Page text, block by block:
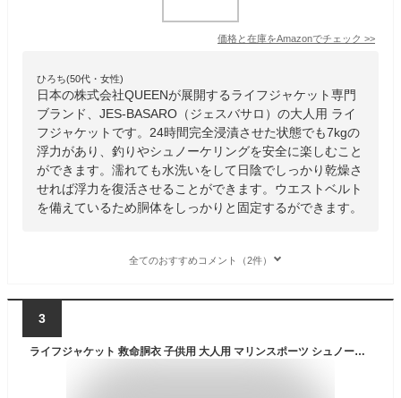
価格と在庫をAmazonでチェック >>
ひろち(50代・女性)
日本の株式会社QUEENが展開するライフジャケット専門
ブランド、JES-BASARO（ジェスバサロ）の大人用 ライ
フジャケットです。24時間完全浸漬させた状態でも7kgの
浮力があり、釣りやシュノーケリングを安全に楽しむこと
ができます。濡れても水洗いをして日陰でしっかり乾燥さ
せれば浮力を復活させることができます。ウエストベルト
を備えているため胴体をしっかりと固定するができます。
全てのおすすめコメント（2件）
3
ライフジャケット 救命胴衣 子供用 大人用 マリンスポーツ シュノーケル 反射材【スポーツ】【夏用品】◇ALW-RJ-J04 | 大きいサイズ キッズ サーフィン ウェイクボード ジェットスキー シュノーケリング こども ジュニア 釣り用 防災 フローティングベスト 防災用品 海 子供